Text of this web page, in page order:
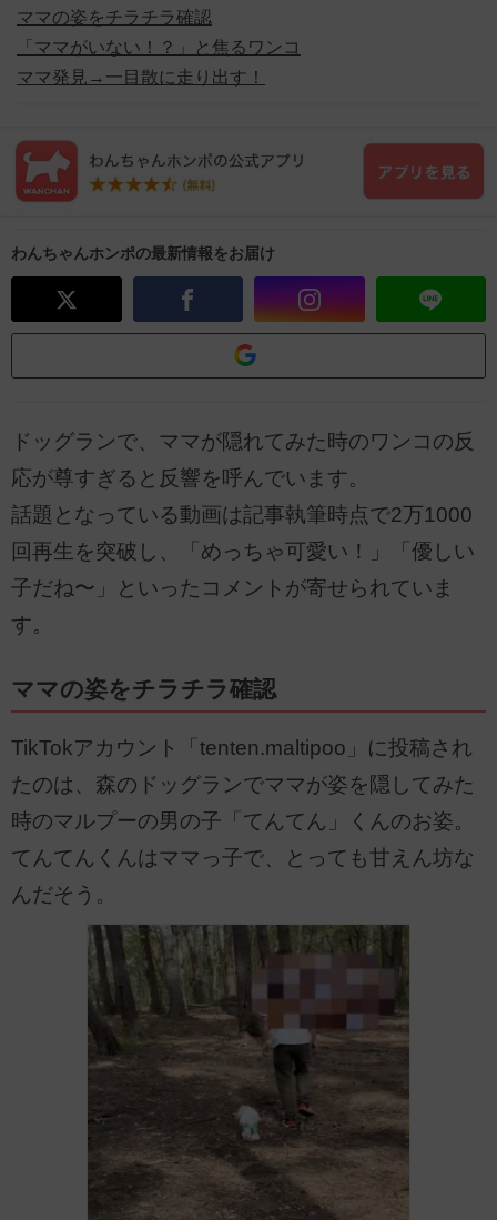
ママの姿をチラチラ確認
「ママがいない！？」と焦るワンコ
ママ発見→一目散に走り出す！
わんちゃんホンポの最新情報をお届け
ドッグランで、ママが隠れてみた時のワンコの反
応が尊すぎると反響を呼んでいます。
話題となっている動画は記事執筆時点で2万1000
回再生を突破し、「めっちゃ可愛い！」「優しい
子だね〜」といったコメントが寄せられていま
す。
ママの姿をチラチラ確認
TikTokアカウント「tenten.maltipoo」に投稿され
たのは、森のドッグランでママが姿を隠してみた
時のマルプーの男の子「てんてん」くんのお姿。
てんてんくんはママっ子で、とっても甘えん坊な
んだそう。